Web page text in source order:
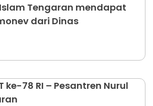
Islam Tengaran mendapat
dari Dinas
ke-78 RI – Pesantren Nurul